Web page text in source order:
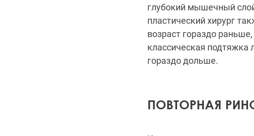
глубокий мышечный
пластический хирург
возраст гораздо
классическая подтяжка
гораздо дольше.
ПОВТОРНАЯ